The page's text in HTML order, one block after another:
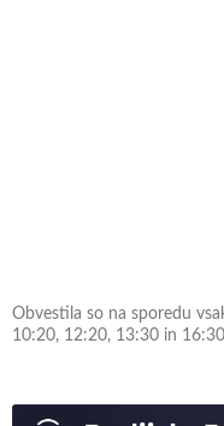
Obvestila so na sporedu
10:20, 12:20, 13:30 in